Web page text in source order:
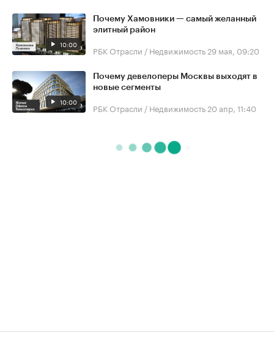
10:00
Почему Хамовники — самый желанный
элитный район
РБК Отрасли / Недвижимость 29 мая, 09:20
10:00
Почему девелоперы Москвы выходят в
новые сегменты
РБК Отрасли / Недвижимость 20 апр, 11:40